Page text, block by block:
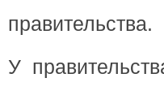
правительства.
У